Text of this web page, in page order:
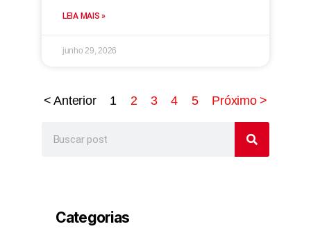
LEIA MAIS »
junho 29, 2026
< Anterior 1 2 3 4 5 Próximo >
Categorias